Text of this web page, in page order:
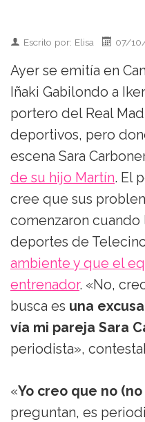
Escrito por: Elisa 07/
Ayer se emitía en
Iñaki Gabilondo a
portero del Real
deportivos, pero
escena Sara
de su hijo Martín. El
cree que sus
comenzaron
deportes de
ambiente y que el
entrenador. «No,
busca es una
vía mi pareja Sara
periodista»,
«Yo creo que no
preguntan, es